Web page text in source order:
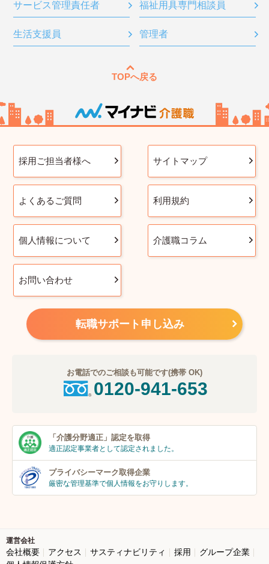
サービス管理責任者 福祉用具専門相談員
生活支援員 管理者
TOPへ戻る
採用ご担当者様へ サイトマップ
よくあるご質問 利用規約
個人情報について 介護職コラム
お問い合わせ
転職サポート申し込み
お電話でのご相談も可能です(携帯 OK)
0120-941-653
「介護分野適正」 認定を取得
適正認定事業者として認定されました。
プライバシーマーク取得企業
厳密な管理基準で個人情報をお守りします。
運営会社
会社概要 アクセス サスティナビリティ 採用
グループ企業